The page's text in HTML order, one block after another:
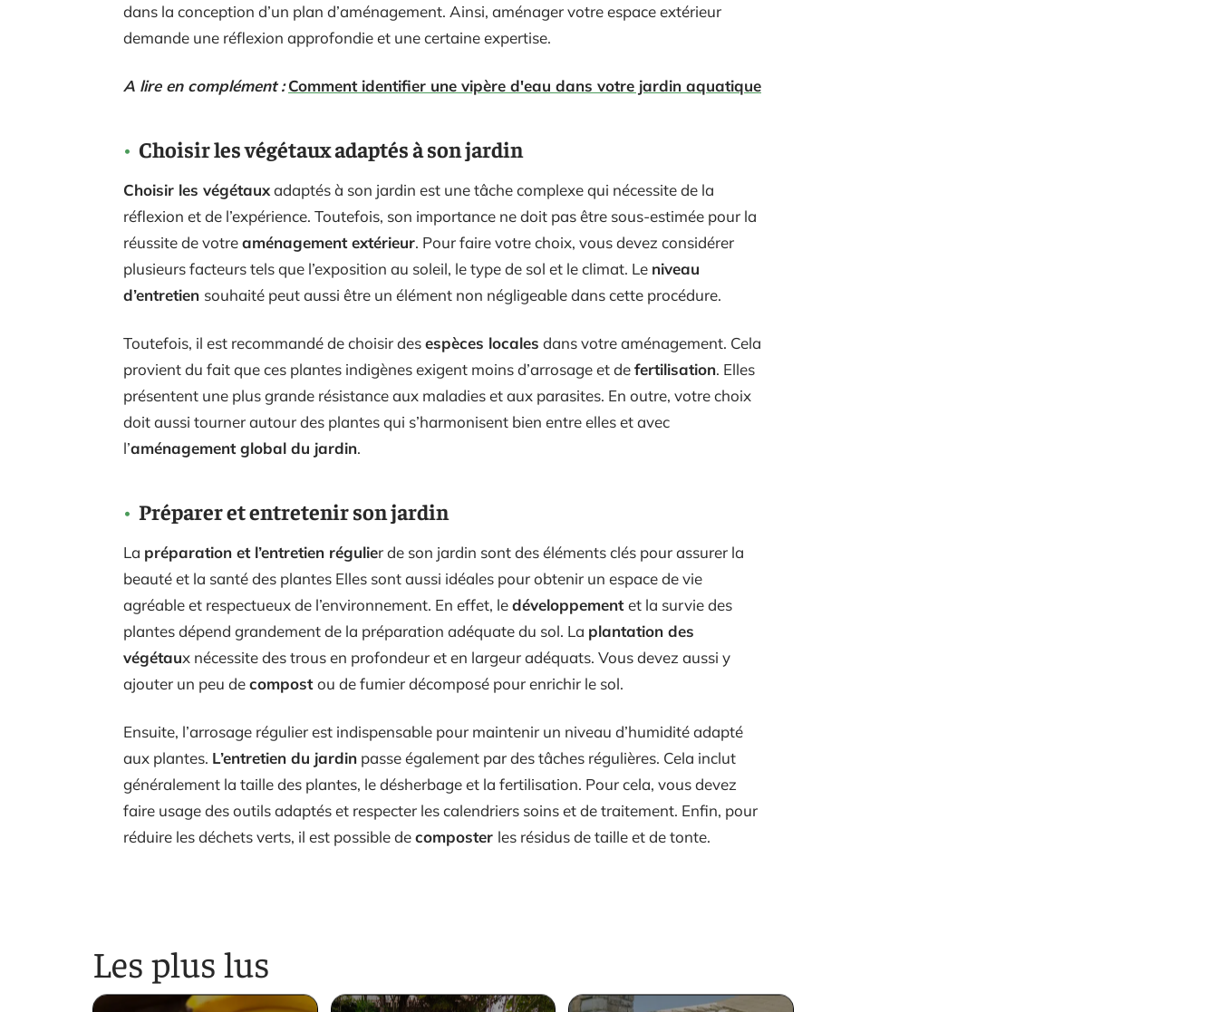
dans la conception d’un plan d’aménagement. Ainsi, aménager votre espace extérieur
demande une réflexion approfondie et une certaine expertise.
A lire en complément : Comment identifier une vipère d'eau dans votre jardin aquatique
Choisir les végétaux adaptés à son jardin
Choisir les végétauxadaptés à son jardin est une tâche complexe qui nécessite de la
réflexion et de l’expérience. Toutefois, son importance ne doit pas être sous-estimée pour la
réussite de votreaménagement extérieur. Pour faire votre choix, vous devez considérer
plusieurs facteurs tels que l’exposition au soleil, le type de sol et le climat. Le niveau
d’entretien souhaité peut aussi être un élément non négligeable dans cette procédure.
Toutefois, il est recommandé de choisir desespèces locales dans votre aménagement. Cela
provient du fait que ces plantes indigènes exigent moins d’arrosage et defertilisation. Elles
présentent une plus grande résistance aux maladies et aux parasites. En outre, votre choix
doit aussi tourner autour des plantes qui s’harmonisent bien entre elles et avec
l’aménagement global du jardin.
Préparer et entretenir son jardin
La préparation et l’entretien régulier de son jardin sont des éléments clés pour assurer la
beauté et la santé des plantes Elles sont aussi idéales pour obtenir un espace de vie
agréable et respectueux de l’environnement. En effet, ledéveloppementet la survie des
plantes dépend grandement de la préparation adéquate du sol. La plantation des
végétaux nécessite des trous en profondeur et en largeur adéquats. Vous devez aussi y
ajouter un peu decompostou de fumier décomposé pour enrichir le sol.
Ensuite, l’arrosage régulier est indispensable pour maintenir un niveau d’humidité adapté
aux plantes. L’entretien du jardin passe également par des tâches régulières. Cela inclut
généralement la taille des plantes, le désherbage et la fertilisation. Pour cela, vous devez
faire usage des outils adaptés et respecter les calendriers soins et de traitement. Enfin, pour
réduire les déchets verts, il est possible decomposter les résidus de taille et de tonte.
Les plus lus